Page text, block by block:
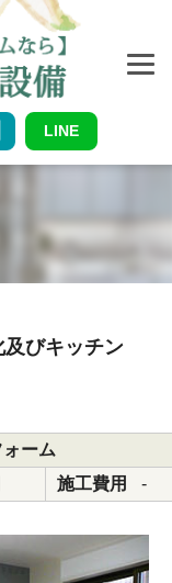
LINE
びキッチン
ーム
施工費用 -